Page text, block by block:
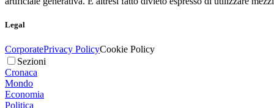
Legal
CorporatePrivacy PolicyCookie Policy
Sezioni
Cronaca
Mondo
Economia
Politica